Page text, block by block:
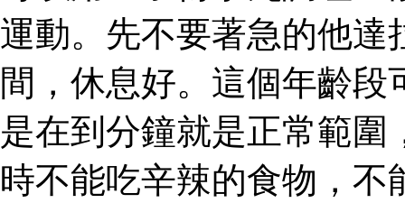
運動。先不要著急的他達
間，休息好。這個年齡
是在到分鐘就是正常範
時不能吃辛辣的食物，